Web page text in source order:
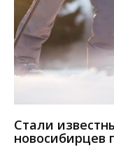
Стали
новосибирцев